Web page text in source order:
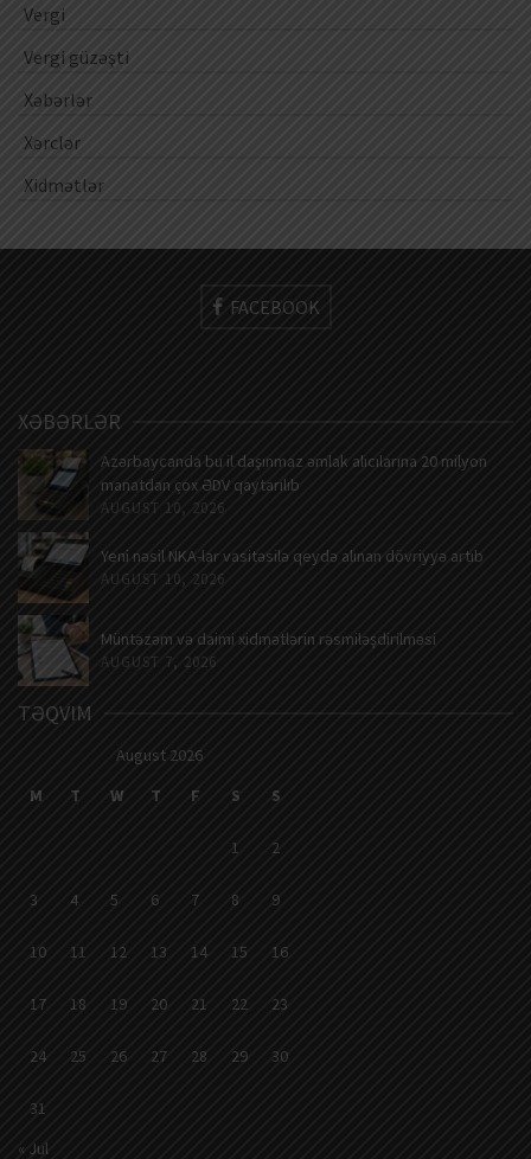
Vergi
Vergi güzəşti
Xəbərlər
Xərclər
Xidmətlər
FACEBOOK
XƏBƏRLƏR
Azərbaycanda bu il daşınmaz əmlak alıcılarına 20 milyon
manatdan çox ƏDV qaytarılıb
AUGUST 10, 2026
Yeni nəsil NKA-lar vasitəsilə qeydə alınan dövriyyə artıb
AUGUST 10, 2026
Müntəzəm və daimi xidmətlərin rəsmiləşdirilməsi
AUGUST 7, 2026
TƏQVIM
August 2026
M
T W T F S S
1 2
3 4 5 6 7 8 9
10 11 12 13 14 15 16
17 18 19 20 21 22 23
24 25 26 27 28 29 30
31
« Jul